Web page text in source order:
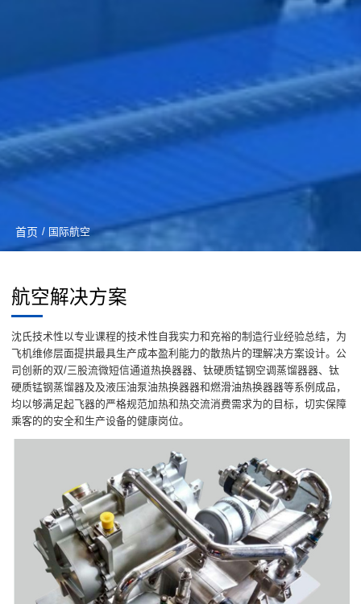
首页 / 国际航空
航空解决方案
沈氏技术性以专业课程的技术性自我实力和充裕的制造行业经验总结，为
飞机维修层面提拱最具生产成本盈利能力的散热片的理解决方案设计。公
司创新的双/三股流微短信通道热换器器、钛硬质锰钢空调蒸馏器器、钛
硬质锰钢蒸馏器及及液压油泵油热换器器和燃滑油热换器器等系例成品，
均以够满足起飞器的严格规范加热和热交流消费需求为的目标，切实保障
乘客的的安全和生产设备的健康岗位。